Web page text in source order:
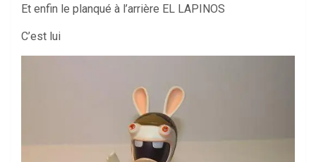
Et enfin le planqué à l’arrière EL LAPINOS
C’est lui